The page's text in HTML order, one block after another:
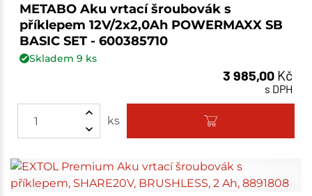
METABO Aku vrtací šroubovák s
příklepem 12V/2x2,0Ah POWERMAXX SB
BASIC SET - 600385710
Skladem 9 ks
3 985,00 Kč
s DPH
ks